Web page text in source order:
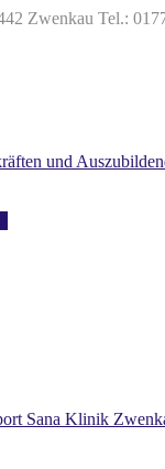
Zwenkau Tel.:
und
Sana Klinik